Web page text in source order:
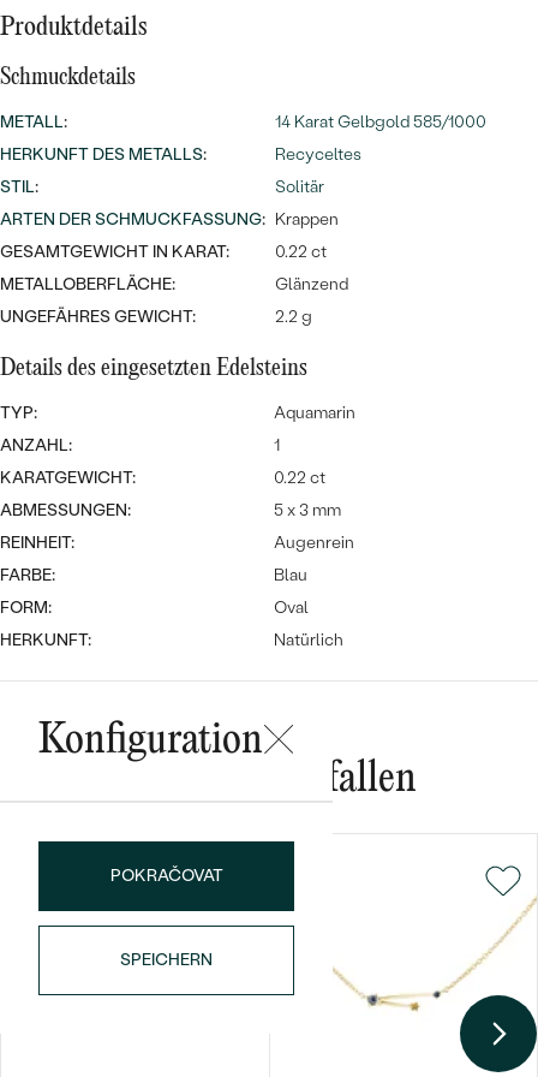
Wave Kollektion
ANSEHEN
NACH DER FARBE
NACH DER FORM
MASSGEFERTIGTER
Bestseller
ANSEHEN
Ohrrinnge
ANSEHEN
Personalisierte
Halsketten
ANSEHEN
Meistverkaufte
ANSEHEN
Produktdetails
Schmuckdetails
METALL:
14 Karat Gelbgold 585/1000
HERKUNFT DES METALLS:
Recyceltes
STIL:
Solitär
ARTEN DER SCHMUCKFASSUNG: Krappen
GESAMTGEWICHT IN KARAT:
0.22 ct
METALLOBERFLÄCHE:
Glänzend
UNGEFÄHRES GEWICHT:
2.2 g
Details des eingesetzten Edelsteins
TYP:
Aquamarin
ANZAHL:
1
KARATGEWICHT:
0.22 ct
ABMESSUNGEN:
5 x 3 mm
REINHEIT:
Augenrein
FARBE:
Blau
FORM:
Oval
HERKUNFT:
Natürlich
Konfiguration
POKRAČOVAT
SPEICHERN
Das könnte Ihnen gefallen